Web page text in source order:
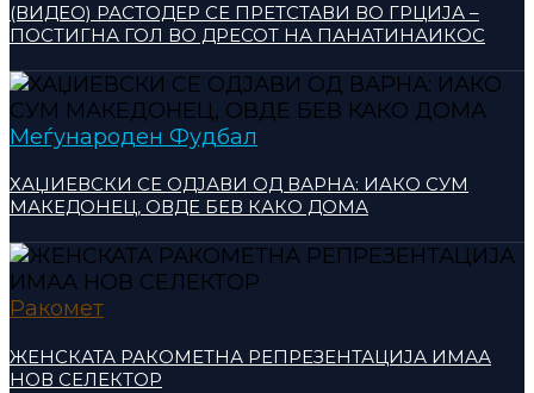
(ВИДЕО) РАСТОДЕР СЕ ПРЕТСТАВИ ВО ГРЦИЈА –
ПОСТИГНА ГОЛ ВО ДРЕСОТ НА ПАНАТИНАИКОС
Меѓународен Фудбал
ХАЏИЕВСКИ СЕ ОДЈАВИ ОД ВАРНА: ИАКО СУМ
МАКЕДОНЕЦ, ОВДЕ БЕВ КАКО ДОМА
Ракомет
ЖЕНСКАТА РАКОМЕТНА РЕПРЕЗЕНТАЦИЈА ИМАА
НОВ СЕЛЕКТОР